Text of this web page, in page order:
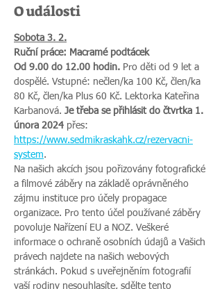
O události
Sobota 3. 2.
Ruční práce: Macramé podtácek
Od 9.00 do 12.00 hodin. Pro děti od 9 let a
dospělé. Vstupné: nečlen/ka 100 Kč, člen/ka
80 Kč, člen/ka Plus 60 Kč. Lektorka Kateřina
Karbanová. Je třeba se přihlásit do čtvrtka 1.
února 2024 přes:
https://www.sedmikraskahk.cz/rezervacni-
system.
Na našich akcích jsou pořizovány fotografické
a filmové záběry na základě oprávněného
zájmu instituce pro účely propagace
organizace. Pro tento účel používané záběry
povoluje Nařízení EU a NOZ. Veškeré
informace o ochraně osobních údajů a Vašich
právech najdete na našich webových
stránkách. Pokud s uveřejněním fotografií
vaší rodiny nesouhlasíte, sdělte tento